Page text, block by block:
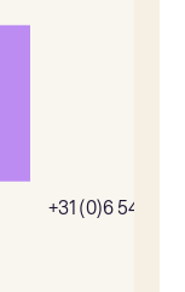
+31 (0)6